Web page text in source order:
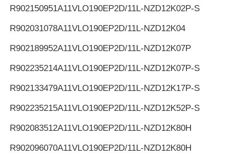
R902150951A11VLO190EP2D/11L-NZD12K02P-S
R902031078A11VLO190EP2D/11L-NZD12K04
R902189952A11VLO190EP2D/11L-NZD12K07P
R902235214A11VLO190EP2D/11L-NZD12K07P-S
R902133479A11VLO190EP2D/11L-NZD12K17P-S
R902235215A11VLO190EP2D/11L-NZD12K52P-S
R902083512A11VLO190EP2D/11L-NZD12K80H
R902096070A11VLO190EP2D/11L-NZD12K80H